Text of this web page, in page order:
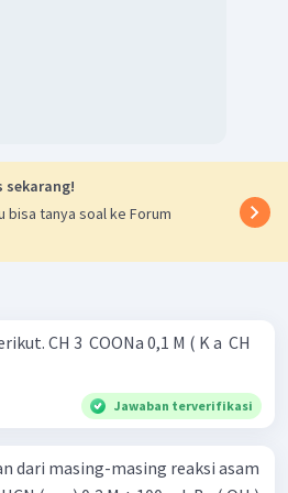
sekarang!
bisa tanya soal ke Forum
( K a ​ CH
Jawaban terverifikasi
dari masing-masing reaksi asam